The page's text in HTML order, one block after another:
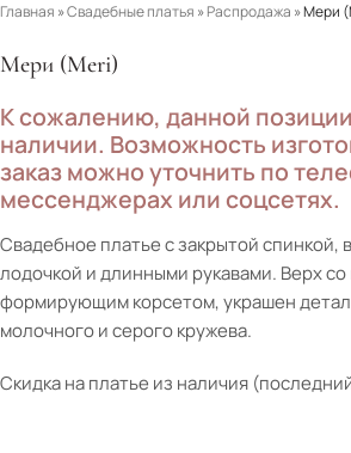
Главная »Свадебные платья »Распродажа »Мери
Мери (Meri)
К сожалению, данной
наличии. Возможность
заказ можно уточнить по
мессенджерах или соцсетях.
Свадебное платье с закрытой спинкой,
лодочкой и длинными рукавами. Верх
формирующим корсетом, украшен
молочного и серого кружева.
Скидка на платье из наличия